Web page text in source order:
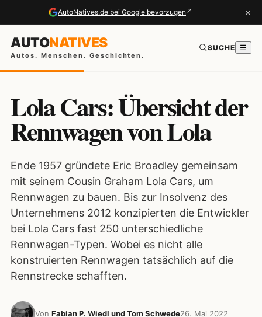
AutoNatives.de bei Google bevorzugen ↗ ×
AUTONATIVES
Autos. Menschen. Geschichten.
SUCHE ☰
Lola Cars: Übersicht der
Rennwagen von Lola
Ende 1957 gründete Eric Broadley gemeinsam
mit seinem Cousin Graham Lola Cars, um
Rennwagen zu bauen. Bis zur Insolvenz des
Unternehmens 2012 konzipierten die Entwickler
bei Lola Cars fast 250 unterschiedliche
Rennwagen-Typen. Wobei es nicht alle
konstruierten Rennwagen tatsächlich auf die
Rennstrecke schafften.
Von Fabian P. Wiedl und Tom Schwede26. Mai 2022